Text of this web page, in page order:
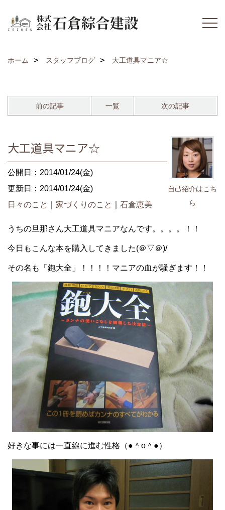
ホーム スタッフブログ 大工道具マニア☆
前の記事 一覧 次の記事
自己紹介はこち
ら
大工道具マニア☆
公開日：2014/01/24(金)
更新日：2014/01/24(金)
日々のこと
家づくりのこと 石倉恵美
うちの旦那さん大工道具マニアなんです。。。。！！
今日もこんな本を購入してきました(＠▽＠)/
その名も「鉋大全」！！！！マニアの血が騒ぎます！！
好きな事には一直線に進む性格（●＾o＾●）